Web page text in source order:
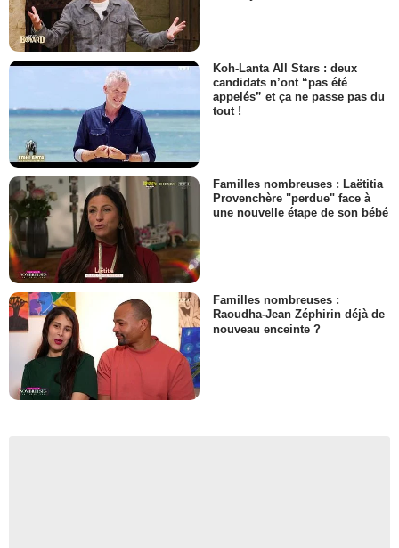
Koh-Lanta All Stars : deux
candidats n’ont “pas été
appelés” et ça ne passe pas du
tout !
Familles nombreuses : Laëtitia
Provenchère "perdue" face à
une nouvelle étape de son bébé
Familles nombreuses :
Raoudha-Jean Zéphirin déjà de
nouveau enceinte ?